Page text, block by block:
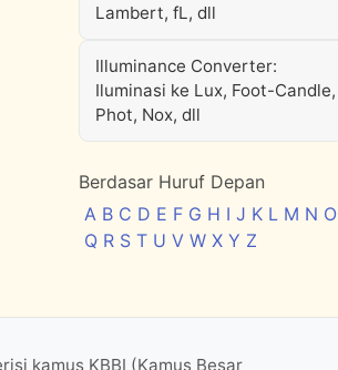
Lambert, fL, dll
Illuminance Converter:
Iluminasi ke Lux, Foot-Candle,
Phot, Nox, dll
Berdasar Huruf Depan
A B C D E F G H I J K L M N O
Q R S T U V W X Y Z
kamus KBBI (Kamus Besar